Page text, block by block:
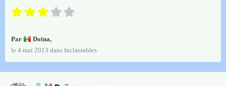
Par Doïna,
le 4 mai 2013 dans Inclassables